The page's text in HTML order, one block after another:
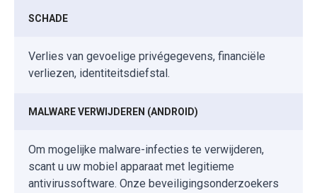
SCHADE
Verlies van gevoelige privégegevens, financiële
verliezen, identiteitsdiefstal.
MALWARE VERWIJDEREN (ANDROID)
Om mogelijke malware-infecties te verwijderen,
scant u uw mobiel apparaat met legitieme
antivirussoftware. Onze beveiligingsonderzoekers